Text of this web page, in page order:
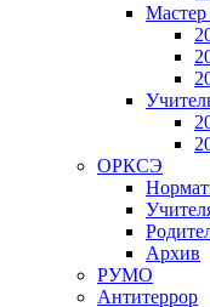
Мастер
ОРКСЭ
Архив
РУМО
Антитеррор